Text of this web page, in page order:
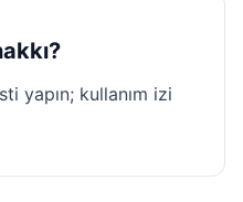
yapın; kullanım izi